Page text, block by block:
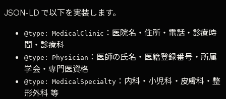
JSON-LD で以下を実装します。
@type: MedicalClinic ：医院名・住所・電話・診療時
間・診療科
@type: Physician ：医師の氏名・医籍登録番号・所属
学会・専門医資格
@type: MedicalSpecialty ：内科・小児科・皮膚科・整
形外科 等